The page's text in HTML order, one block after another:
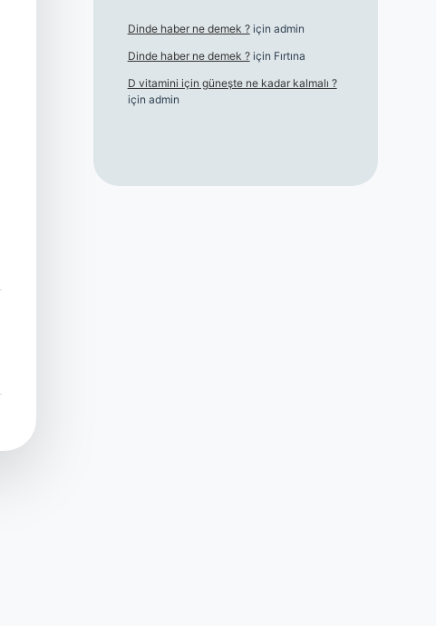
Dinde haber ne demek ?için admin
Dinde haber ne demek ?için Fırtına
D vitamini için güneşte ne kadar kalmalı ?
için admin